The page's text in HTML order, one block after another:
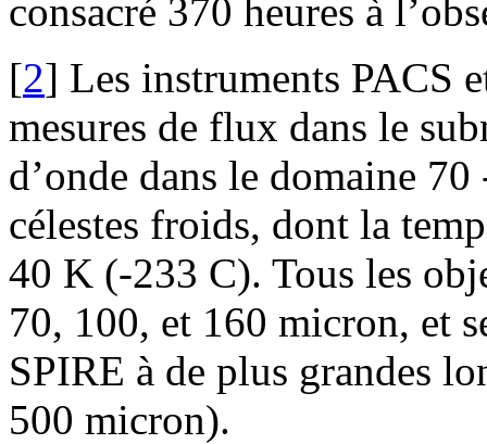
consacré 370 heures à
[2] Les instruments PACS
mesures de flux dans le
d’onde dans le domaine
célestes froids, dont la
40 K (-233 C). Tous les
70, 100, et 160 micron, et
SPIRE à de plus grandes
500 micron).